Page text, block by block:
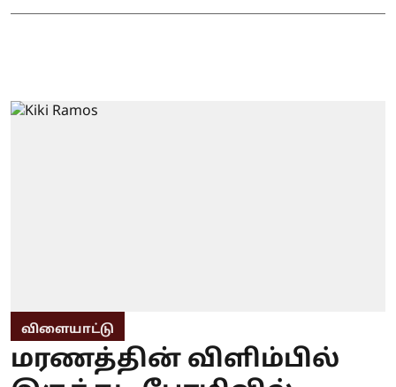
விளையாட்டு
மரணத்தின் விளிம்பில்